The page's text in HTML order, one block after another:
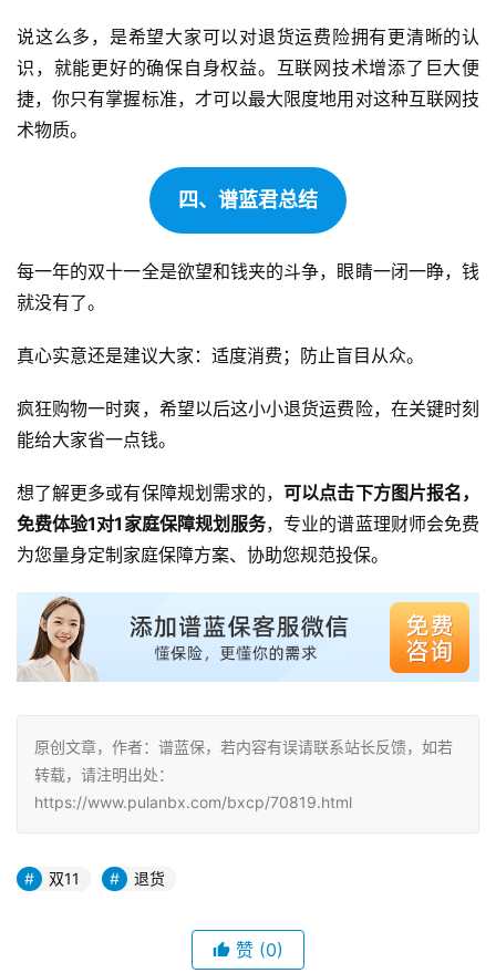
说这么多，是希望大家可以对退货运费险拥有更清晰的认
识，就能更好的确保自身权益。互联网技术增添了巨大便
捷，你只有掌握标准，才可以最大限度地用对这种互联网技
术物质。
四、谱蓝君总结
每一年的双十一全是欲望和钱夹的斗争，眼睛一闭一睁，钱
就没有了。
真心实意还是建议大家：适度消费；防止盲目从众。
疯狂购物一时爽，希望以后这小小退货运费险，在关键时刻
能给大家省一点钱。
想了解更多或有保障规划需求的，可以点击下方图片报名，
免费体验1对1家庭保障规划服务，专业的谱蓝理财师会免费
为您量身定制家庭保障方案、协助您规范投保。
原创文章，作者：谱蓝保，若内容有误请联系站长反馈，如若
转载，请注明出处：
https://www.pulanbx.com/bxcp/70819.html
双11 退货
赞 (0)